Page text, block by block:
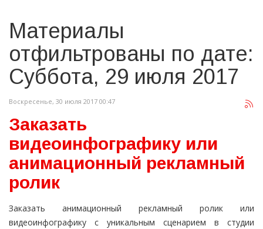
Материалы
отфильтрованы по дате:
Суббота, 29 июля 2017
Воскресенье, 30 июля 2017 00:47
Заказать
видеоинфографику или
анимационный рекламный
ролик
Заказать анимационный рекламный ролик или
видеоинфографику с уникальным сценарием в студии